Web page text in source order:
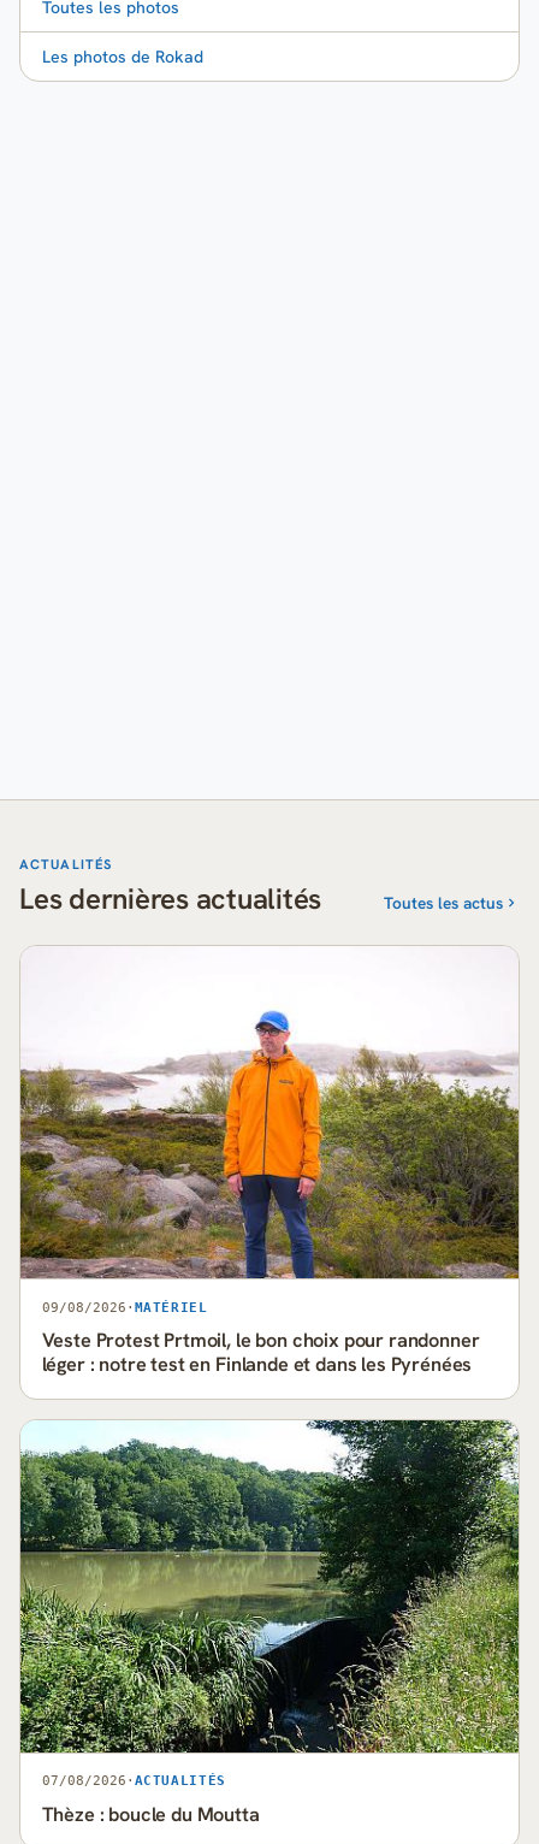
Toutes les photos
Les photos de Rokad
ACTUALITÉS
Les dernières actualités Toutes les actus
09/08/2026 · MATÉRIEL
Veste Protest Prtmoil, le bon choix pour randonner
léger : notre test en Finlande et dans les Pyrénées
07/08/2026 · ACTUALITÉS
Thèze : boucle du Moutta